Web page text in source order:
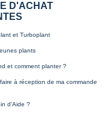
D'ACHAT
et Turboplant
plants
et comment planter ?
à réception de ma commande
d'Aide ?